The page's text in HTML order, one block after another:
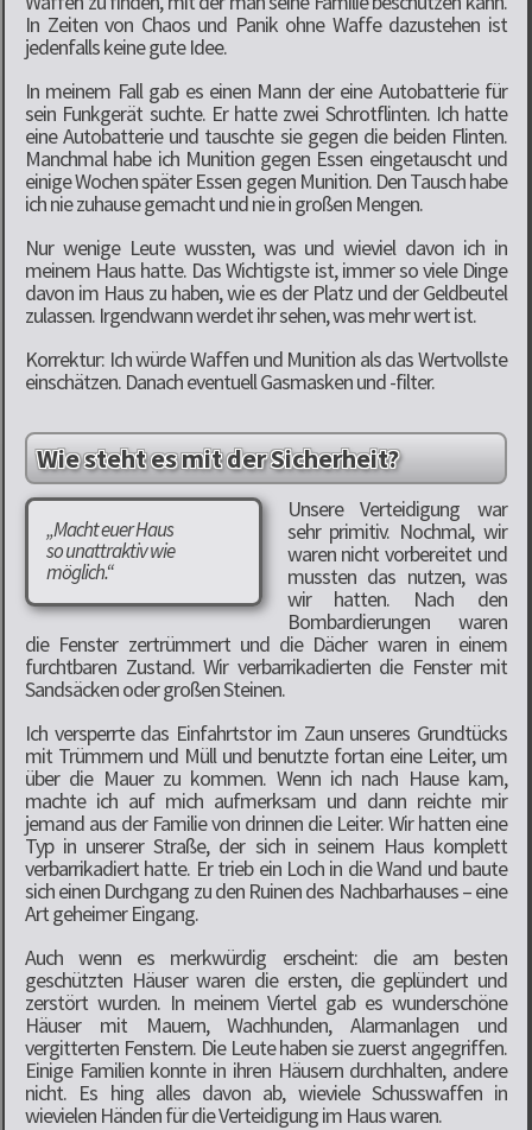
In Zeiten von Chaos und Panik ohne Waffe dazustehen ist
jedenfalls keine gute Idee.
In meinem Fall gab es einen Mann der eine Autobatterie für
sein Funkgerät suchte. Er hatte zwei Schrotflinten. Ich hatte
eine Autobatterie und tauschte sie gegen die beiden Flinten.
Manchmal habe ich Munition gegen Essen eingetauscht und
einige Wochen später Essen gegen Munition. Den Tausch habe
ich nie zuhause gemacht und nie in großen Mengen.
Nur wenige Leute wussten, was und wieviel davon ich in
meinem Haus hatte. Das Wichtigste ist, immer so viele Dinge
davon im Haus zu haben, wie es der Platz und der Geldbeutel
zulassen. Irgendwann werdet ihr sehen, was mehr wert ist.
Korrektur: Ich würde Waffen und Munition als das Wertvollste
einschätzen. Danach eventuell Gasmasken und -filter.
Wie steht es mit der Sicherheit?
„Macht euer Haus
so unattraktiv wie
möglich.“
Unsere Verteidigung war
sehr primitiv. Nochmal, wir
waren nicht vorbereitet und
mussten das nutzen, was
wir hatten. Nach den
Bombardierungen waren
die Fenster zertrümmert und die Dächer waren in einem
furchtbaren Zustand. Wir verbarrikadierten die Fenster mit
Sandsäcken oder großen Steinen.
Ich versperrte das Einfahrtstor im Zaun unseres Grundtücks
mit Trümmern und Müll und benutzte fortan eine Leiter, um
über die Mauer zu kommen. Wenn ich nach Hause kam,
machte ich auf mich aufmerksam und dann reichte mir
jemand aus der Familie von drinnen die Leiter. Wir hatten eine
Typ in unserer Straße, der sich in seinem Haus komplett
verbarrikadiert hatte. Er trieb ein Loch in die Wand und baute
sich einen Durchgang zu den Ruinen des Nachbarhauses – eine
Art geheimer Eingang.
Auch wenn es merkwürdig erscheint: die am besten
geschützten Häuser waren die ersten, die geplündert und
zerstört wurden. In meinem Viertel gab es wunderschöne
Häuser mit Mauern, Wachhunden, Alarmanlagen und
vergitterten Fenstern. Die Leute haben sie zuerst angegriffen.
Einige Familien konnte in ihren Häusern durchhalten, andere
nicht. Es hing alles davon ab, wieviele Schusswaffen in
wievielen Händen für die Verteidigung im Haus waren.